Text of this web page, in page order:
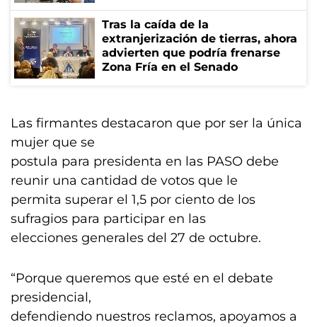
Tras la caída de la
extranjerización de tierras, ahora
advierten que podría frenarse
Zona Fría en el Senado
Las firmantes destacaron que por ser la única
mujer que se
postula para presidenta en las PASO debe
reunir una cantidad de votos que le
permita superar el 1,5 por ciento de los
sufragios para participar en las
elecciones generales del 27 de octubre.
“Porque queremos que esté en el debate
presidencial,
defendiendo nuestros reclamos, apoyamos a